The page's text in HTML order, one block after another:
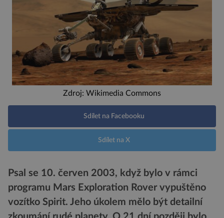
Zdroj: Wikimedia Commons
Sdílet na Facebooku
Sdílet na X
Psal se 10. červen 2003, když bylo v rámci
programu Mars Exploration Rover vypuštěno
vozítko Spirit. Jeho úkolem mělo být detailní